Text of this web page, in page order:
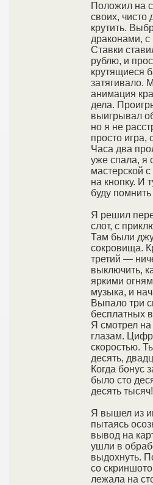
Положил на
своих, чисто
крутить.
драконами, с
Ставки
рублю, и
крутящиеся
затягивало.
анимация
дела.
выигрывал
но я не
просто игра,
Часа два
уже спала, я
мастерской
на кнопку. И
буду
Я решил
слот, с
Там были
сокровища.
третий —
выключить,
яркими
музыка, и
Выпало три
бесплатных
Я смотрел
глазам.
скоростью.
десять,
Когда бонус
было сто
десять тысяч!
Я вышел из
пытаясь
вывод на
ушли в
выдохнуть.
со
лежала на